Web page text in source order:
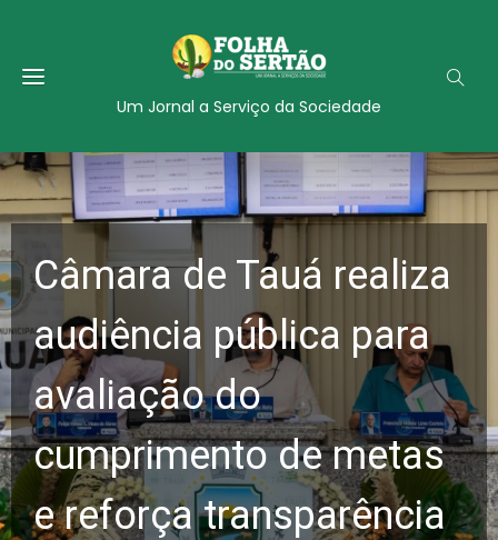
Um Jornal a Serviço da Sociedade
Câmara de Tauá realiza
audiência pública para
avaliação do
cumprimento de metas
e reforça transparência